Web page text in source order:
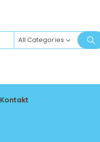
All Categories
Kontakt